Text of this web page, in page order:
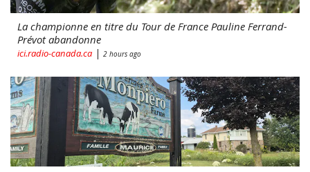
La championne en titre du Tour de France Pauline Ferrand-
Prévot abandonne
ici.radio-canada.ca | 2 hours ago